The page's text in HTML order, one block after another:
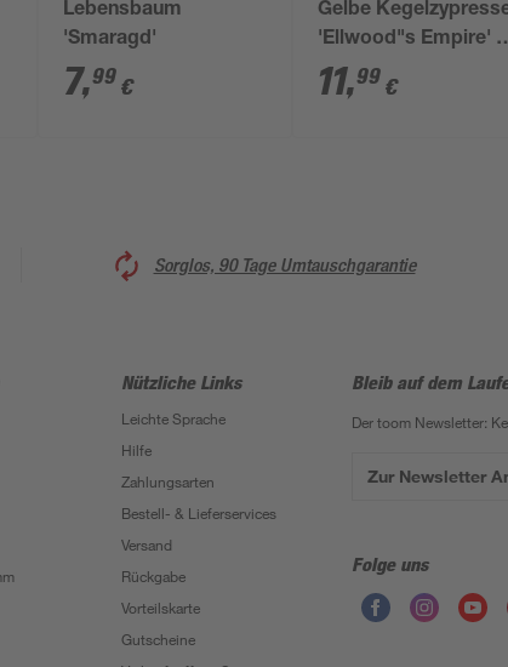
Lebensbaum
'Smaragd'
7,99 €
Gelbe
'Ellwood"s Empire'
cm Topf
11,99 €
Sorglos, 90 Tage Umtauschgarantie
Nützliche Links
Leichte Sprache
Hilfe
Zahlungsarten
Bestell- & Lieferservices
Versand
Rückgabe
Vorteilskarte
Gutscheine
Bleib auf dem
Der toom Newsletter:
Zur Newsletter
Folge uns